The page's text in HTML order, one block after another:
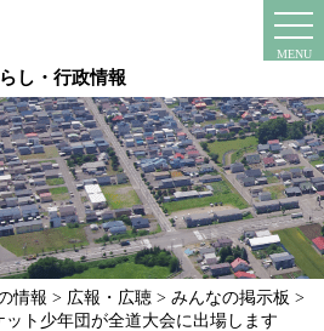
し・行政情報
MENU
情報 > 広報・広聴 >みんなの掲示板 >
ット少年団が全道大会に出場します